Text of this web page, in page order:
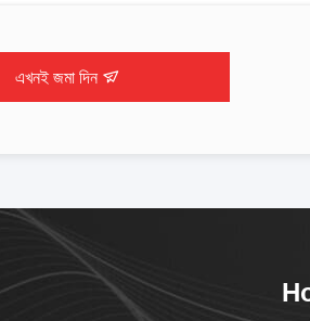
এখনই জমা দিন